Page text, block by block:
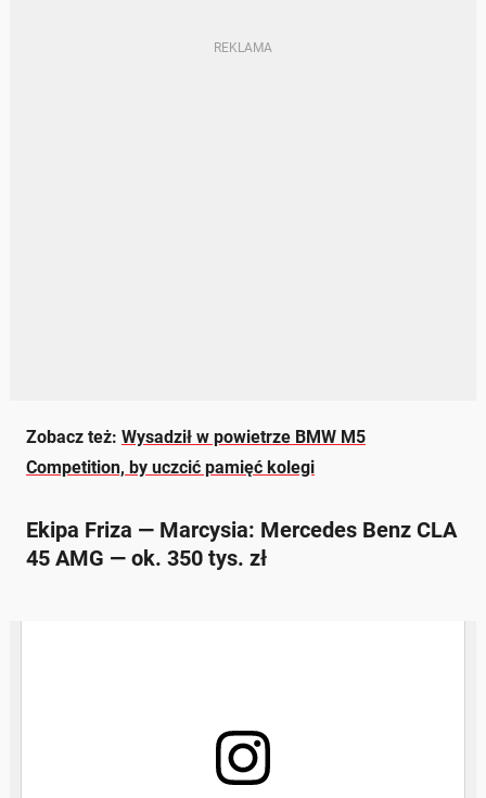
Zobacz też: Wysadził w powietrze BMW M5
Competition, by uczcić pamięć kolegi
Ekipa Friza — Marcysia: Mercedes Benz CLA
45 AMG — ok. 350 tys. zł